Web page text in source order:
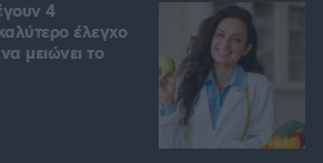
4
έλεγχο
μειώνει το